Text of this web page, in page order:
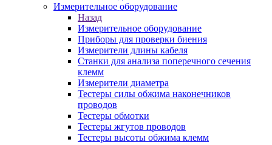
Измерительное оборудование
Назад
Измерительное оборудование
Приборы для проверки биения
Измерители длины кабеля
Станки для анализа поперечного сечения
клемм
Измерители диаметра
Тестеры силы обжима наконечников
проводов
Тестеры обмотки
Тестеры жгутов проводов
Тестеры высоты обжима клемм